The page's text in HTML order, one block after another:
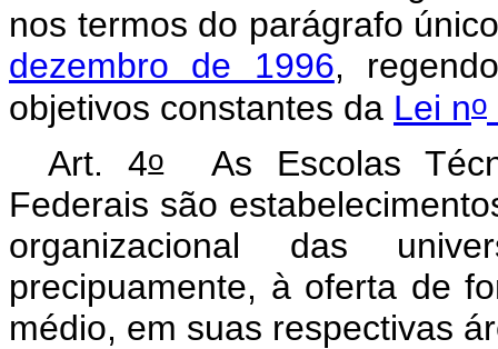
nos termos do parágrafo
dezembro de 1996,
objetivos constantes da Lei no
Art. 4oAs Escolas
Federais são
organizacional das
precipuamente, à oferta de
médio, em suas respectivas